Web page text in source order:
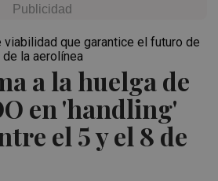
a la huelga de
en 'handling'
el 5 y el 8 de
viabilidad que garantice el futuro de
la aerolínea